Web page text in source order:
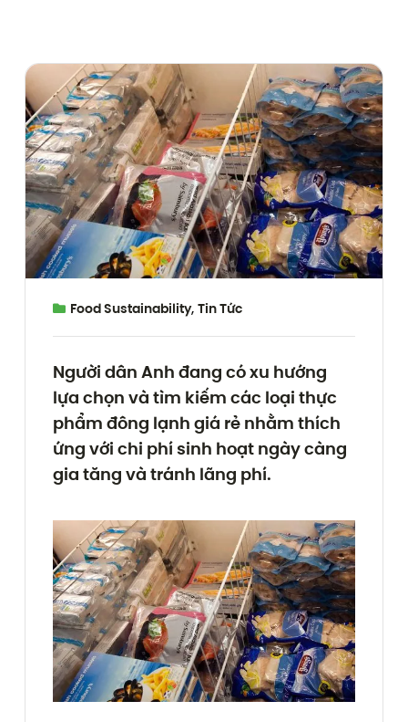
Food Sustainability, Tin Tức
Người dân Anh đang có xu hướng
lựa chọn và tìm kiếm các loại thực
phẩm đông lạnh giá rẻ nhằm thích
ứng với chi phí sinh hoạt ngày càng
gia tăng và tránh lãng phí.